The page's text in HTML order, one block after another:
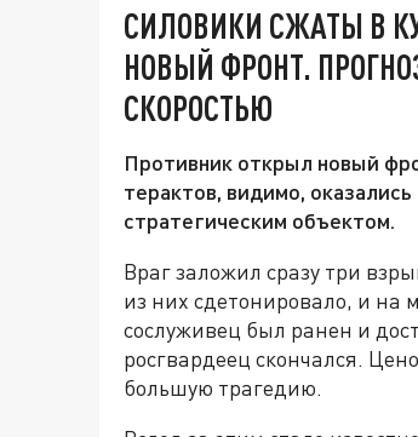
СИЛОВИКИ СЖАТЫ В
НОВЫЙ ФРОНТ.
СКОРОСТЬЮ
Противник открыл новый
терактов, видимо,
стратегическим объектом.
Враг заложил сразу три
из них сдетонировало, и на
сослуживец был ранен и
росгвардеец скончался.
большую трагедию.